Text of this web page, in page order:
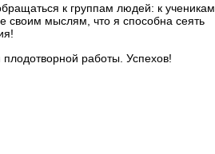
к группам людей: к ученикам,
своим мыслям, что я способна сеять
работы. Успехов!